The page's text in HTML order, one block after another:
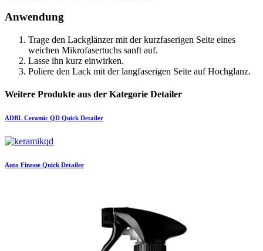
Anwendung
Trage den Lackglänzer mit der kurzfaserigen Seite eines
weichen Mikrofasertuchs sanft auf.
Lasse ihn kurz einwirken.
Poliere den Lack mit der langfaserigen Seite auf Hochglanz.
Weitere Produkte aus der Kategorie Detailer
ADBL Ceramic QD Quick Detailer
Auto Finesse Quick Detailer